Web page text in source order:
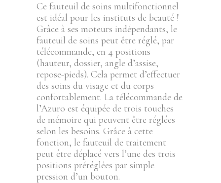
Ce fauteuil de soins multifonctionnel
est idéal pour les instituts de beauté !
Grâce à ses moteurs indépendants, le
fauteuil de soins peut être réglé, par
télécommande, en 4 positions
(hauteur, dossier, angle d’assise,
repose-pieds). Cela permet d’effectuer
des soins du visage et du corps
confortablement. La télécommande de
l’Azuro est équipée de trois touches
de mémoire qui peuvent être réglées
selon les besoins. Grâce à cette
fonction, le fauteuil de traitement
peut être déplacé vers l’une des trois
positions préréglées par simple
pression d’un bouton.